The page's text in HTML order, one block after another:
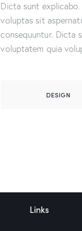
Dicta sunt
voluptas sit
consequuntur. Dicta
voluptatem quia
DESIGN
Links